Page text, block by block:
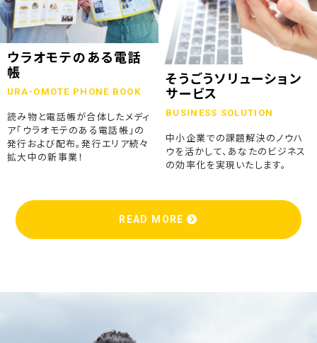
ウラオモテのある電話
帳
URA-OMOTE PHONE BOOK
読み物と電話帳が合体したメディ
ア「ウラオモテのある電話帳」の
発行および配布。発行エリア続々
拡大中の新事業！
そうごうソリューション
サービス
BUSINESS SOLUTION
中小企業での課題解決のノウハ
ウを活かして、あなたのビジネス
の効率化を実現いたします。
READ MORE